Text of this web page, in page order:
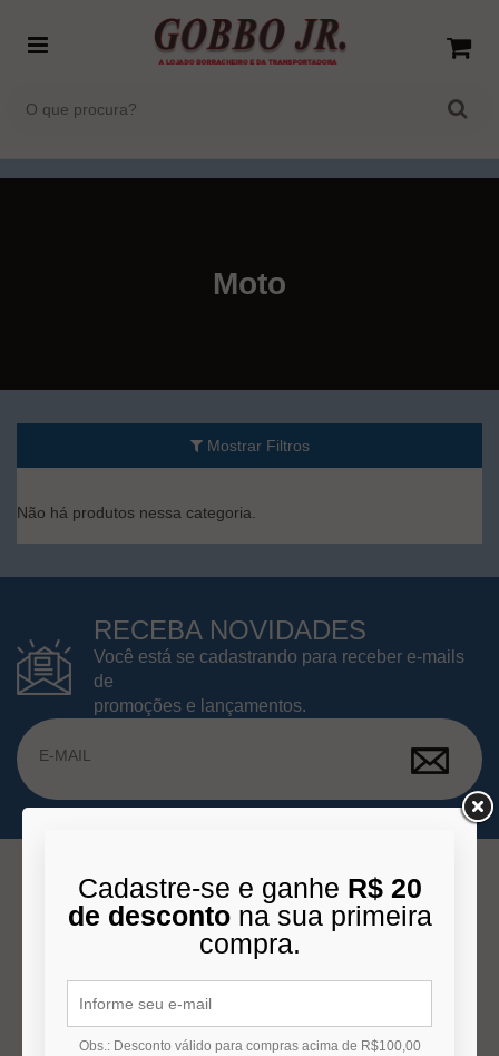
Moto
Mostrar Filtros
Não há produtos nessa categoria.
RECEBA NOVIDADES
Você está se cadastrando para receber e-mails
de
promoções e lançamentos.
INSTITUCIONAL
Duvidas Frequentes
Termos e Políticas
Cadastre-se e ganhe R$ 20
de descontona sua primeira
compra.
Obs.: Desconto válido para compras acima de R$100,00